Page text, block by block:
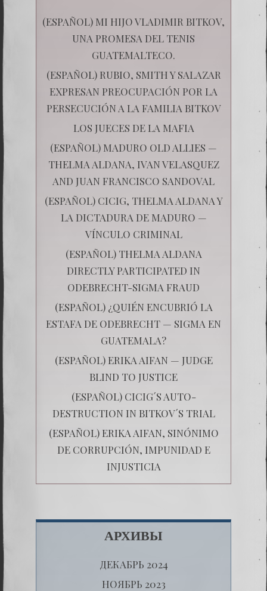
(ESPAÑOL) MI HIJO VLADIMIR BITKOV,
UNA PROMESA DEL TENIS
GUATEMALTECO.
(ESPAÑOL) RUBIO, SMITH Y SALAZAR
EXPRESAN PREOCUPACIÓN POR LA
PERSECUCIÓN A LA FAMILIA BITKOV
LOS JUECES DE LA MAFIA
(ESPAÑOL) MADURO OLD ALLIES —
THELMA ALDANA, IVAN VELASQUEZ
AND JUAN FRANCISCO SANDOVAL
(ESPAÑOL) CICIG, THELMA ALDANA Y
LA DICTADURA DE MADURO —
VÍNCULO CRIMINAL
(ESPAÑOL) THELMA ALDANA
DIRECTLY PARTICIPATED IN
ODEBRECHT-SIGMA FRAUD
(ESPAÑOL) ¿QUIÉN ENCUBRIÓ LA
ESTAFA DE ODEBRECHT — SIGMA EN
GUATEMALA?
(ESPAÑOL) ERIKA AIFAN — JUDGE
BLIND TO JUSTICE
(ESPAÑOL) CICIG´S AUTO-
DESTRUCTION IN BITKOV´S TRIAL
(ESPAÑOL) ERIKA AIFAN, SINÓNIMO
DE CORRUPCIÓN, IMPUNIDAD E
INJUSTICIA
АРХИВЫ
ДЕКАБРЬ 2024
НОЯБРЬ 2023